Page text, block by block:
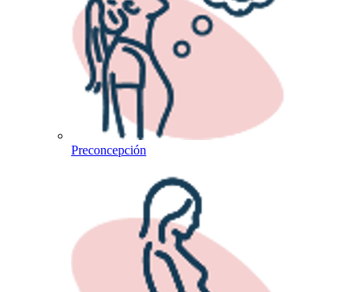
Preconcepción